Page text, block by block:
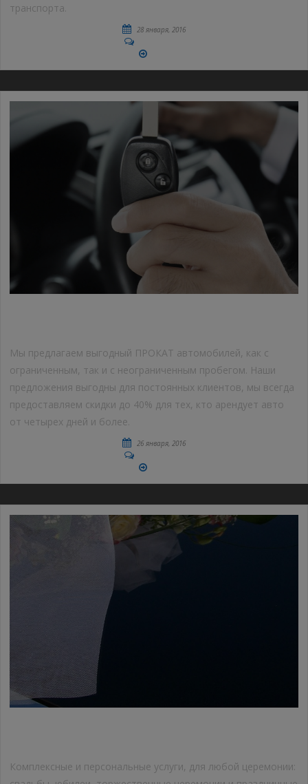
транспорта.
28 января, 2016
Мы предлагаем выгодный ПРОКАТ автомобилей, как с
ограниченным, так и с неограниченным пробегом. Наши
предложения выгодны для постоянных клиентов, мы всегда
предоставляем скидки до 40% для тех, кто арендует авто
от четырех дней и более.
26 января, 2016
Комплексные и персональные услуги, для любой церемонии: